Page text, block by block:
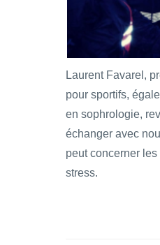
Laurent Favarel,
pour sportifs,
en sophrologie,
échanger avec
peut concerner
stress.